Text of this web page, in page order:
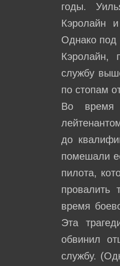
годы.
Кэролайн
Однако под
Кэролайн,
службу
по стопам
Во время
до
помешали
пилота,
провалить
время
Эта
обвинил
службу.